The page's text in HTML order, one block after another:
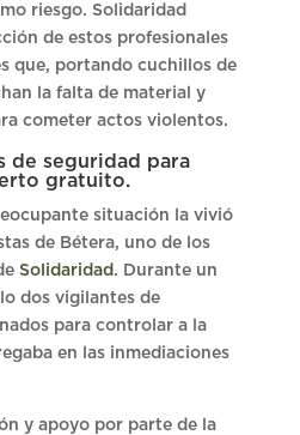
riesgo. Solidaridad
de estos profesionales
que, portando cuchillos de
la falta de material y
cometer actos violentos.
de seguridad para
gratuito.
situación la vivió
de Bétera, uno de los
Solidaridad . Durante un
dos vigilantes de
para controlar a la
en las inmediaciones
y apoyo por parte de la